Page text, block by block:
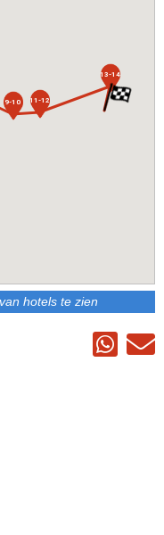
9-10 11-12
13-14
hotels te zien